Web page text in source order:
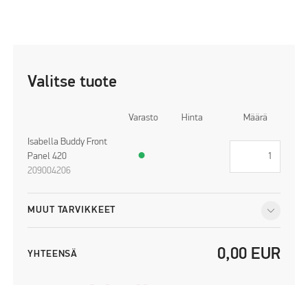
Valitse tuote
Varasto Hinta Määrä
Isabella Buddy Front
Panel 420
209004206
●
MUUT TARVIKKEET
YHTEENSÄ 0,00 EUR